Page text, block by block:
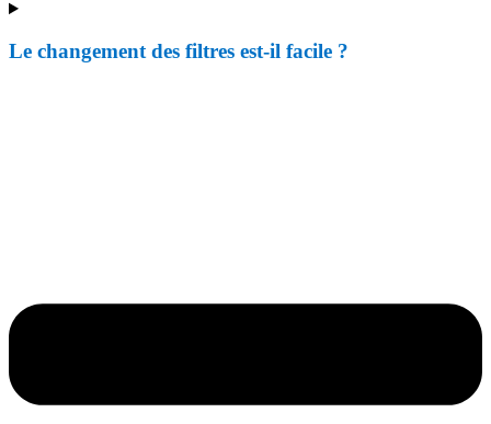
Le changement des filtres est-il facile ?